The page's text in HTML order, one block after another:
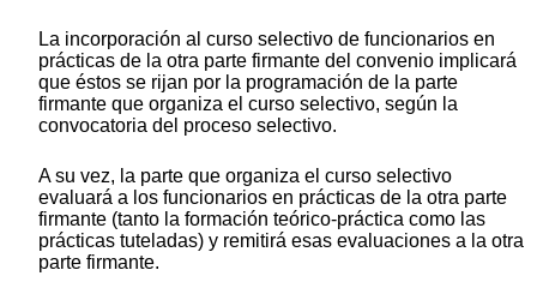
La incorporación al curso selectivo de funcionarios en
prácticas de la otra parte firmante del convenio implicará
que éstos se rijan por la programación de la parte
firmante que organiza el curso selectivo, según la
convocatoria del proceso selectivo.
A su vez, la parte que organiza el curso selectivo
evaluará a los funcionarios en prácticas de la otra parte
firmante (tanto la formación teórico-práctica como las
prácticas tuteladas) y remitirá esas evaluaciones a la otra
parte firmante.